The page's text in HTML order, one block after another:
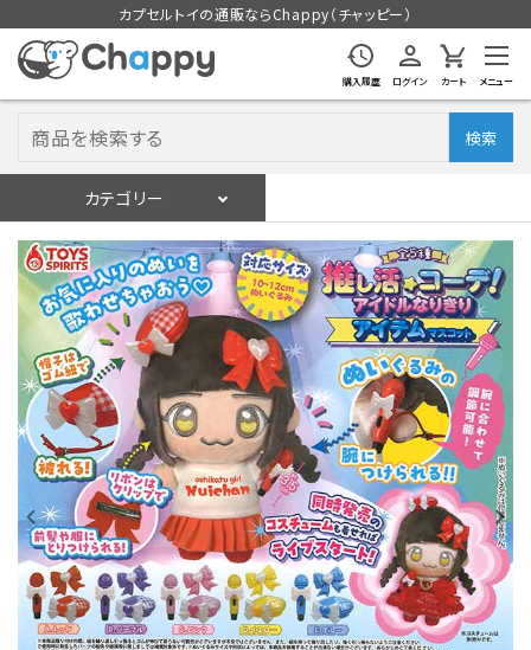
カプセルトイの通販ならChappy（チャッピー）
購入履歴 ログイン カート メニュー
検索
カテゴリー
ログイン 会員登録
入荷スケジュールをチェック
カプセルトイマシン本体
カプセルトイ
販促用空カプセル
レンタル
景品・玩具・文具